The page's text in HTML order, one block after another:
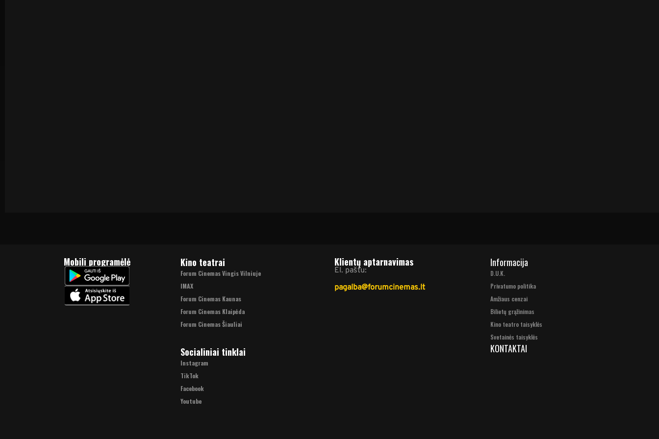
Mobili programėlė Kino teatrai
Forum Cinemas Vingis Vilniuje
IMAX
Forum Cinemas Kaunas
Forum Cinemas Klaipėda
Forum Cinemas Šiauliai
Socialiniai tinklai
Instagram
TikTok
Facebook
Youtube
Klientų aptarnavimas
El. paštu:
pagalba@forumcinemas.lt
Informacija
D.U.K.
Privatumo politika
Amžiaus cenzai
Bilietų grąžinimas
Kino teatro taisyklės
Svetainės taisyklės
KONTAKTAI